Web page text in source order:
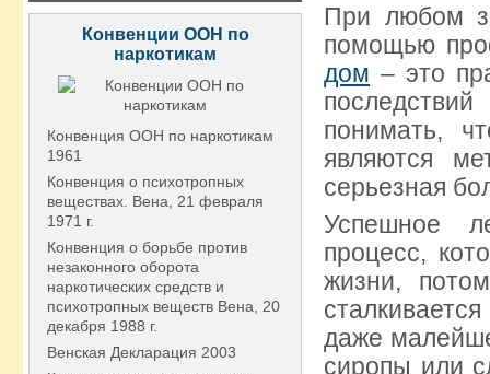
Конвенции ООН по
наркотикам
Конвенция ООН по наркотикам
1961
Конвенция о психотропных
веществах. Вена, 21 февраля
1971 г.
Конвенция о борьбе против
незаконного оборота
наркотических средств и
психотропных веществ Вена, 20
декабря 1988 г.
Венская Декларация 2003
При любом
помощью
дом – это
понимать,
являются
серьезная
Успешное
процесс,
жизни,
даже
сиропы или